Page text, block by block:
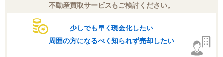
不動産買取サービスもご検討ください。
少しでも早く現金化したい
周囲の方になるべく知られず売却したい